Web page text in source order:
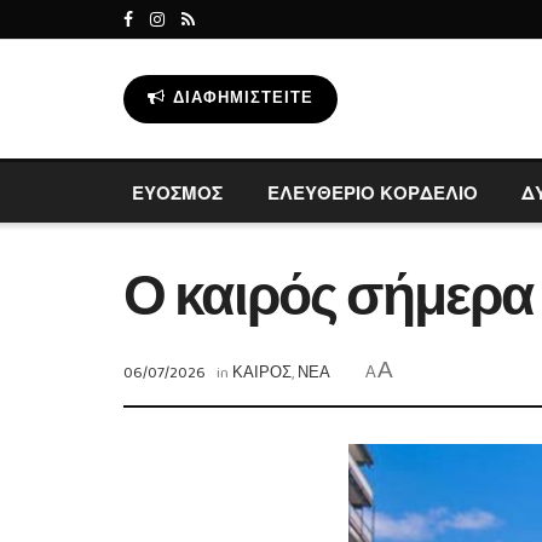
ΔΙΑΦΗΜΙΣΤΕΊΤΕ
ΕΥΟΣΜΟΣ ΕΛΕΥΘΕΡΙΟ ΚΟΡΔΕΛΙΟ
Ο καιρός
06/07/2026 in ΚΑΙΡΟΣ,ΝΕΑ AA